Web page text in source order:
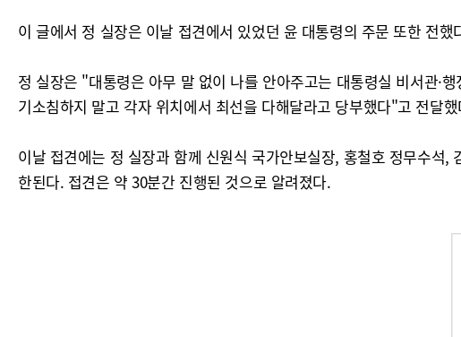
이 글에서 정 실장은 이날 접견에서 있었던 윤 대통령의 주문 또한 전했
정 실장은 "대통령은 아무 말 없이 나를 안아주고는 대통령실 비서관·
기소침하지 말고 각자 위치에서 최선을 다해달라고 당부했다"고 전달
이날 접견에는 정 실장과 함께 신원식 국가안보실장, 홍철호 정무수석
한된다. 접견은 약 30분간 진행된 것으로 알려졌다.